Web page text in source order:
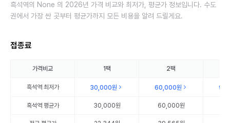
흑석역의 None 의 2026년 가격 비교와 최저가, 평균가 정보입니다. 수도
권에서 가장 싼 곳부터 평균가까지 모든 비용을 알려 드릴게요.
접종료
가격비교 1팩 2팩
흑석역최저가 30,000원 60,000원
흑석역평균가 30,000원 60,000원